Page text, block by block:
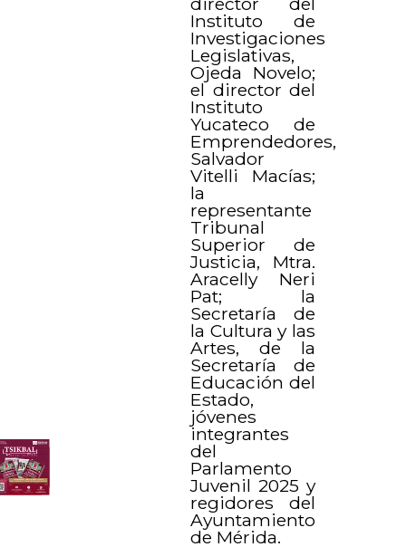
Instituto de
Investigaciones
Legislativas,
Ojeda Novelo;
el director del
Instituto
Yucateco de
Emprendedores,
Salvador
Vitelli Macías;
la
representante
Tribunal
Superior de
Justicia, Mtra.
Aracelly Neri
Pat; la
Secretaría de
la Cultura y las
Artes, de la
Secretaría de
Educación del
Estado,
jóvenes
integrantes
del
Parlamento
Juvenil 2025 y
regidores del
Ayuntamiento
de Mérida.